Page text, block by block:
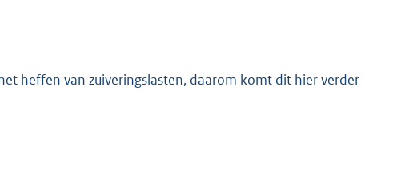
heffen van zuiveringslasten, daarom komt dit hier verder